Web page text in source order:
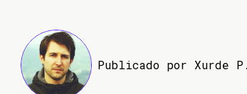
Publicado por Xurde